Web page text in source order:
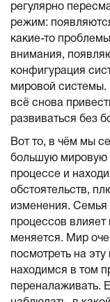
регулярно
режим:
какие-то
внимания,
конфигурация
мировой системы.
всё снова
развиваться без
Вот то, в чём мы
большую мировую
процессе и
обстоятельств,
изменения. Семья
процессов
меняется. Мир
посмотреть на
находимся в том
переналаживать.